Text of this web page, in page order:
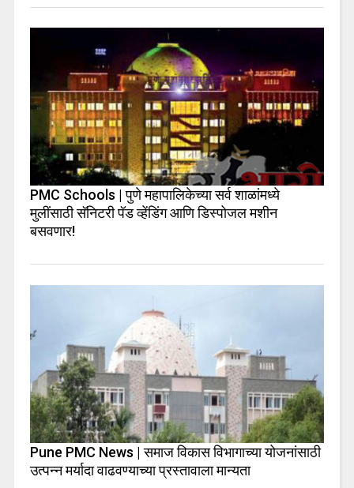
PMC Schools | पुणे महापालिकेच्या सर्व शाळांमध्ये
मुलींसाठी सॅनिटरी पॅड व्हेंडिंग आणि डिस्पोजल मशीन
बसवणार!
Pune PMC News | समाज विकास विभागाच्या योजनांसाठी
उत्पन्न मर्यादा वाढवण्याच्या प्रस्तावाला मान्यता